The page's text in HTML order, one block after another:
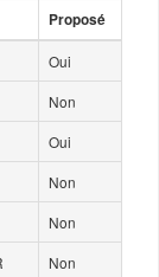
Proposé
Oui
Non
Oui
Non
Non
Non